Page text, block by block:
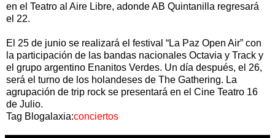
en el Teatro al Aire Libre, adonde AB Quintanilla regresará
el 22.
El 25 de junio se realizará el festival “La Paz Open Air” con
la participación de las bandas nacionales Octavia y Track y
el grupo argentino Enanitos Verdes. Un día después, el 26,
será el turno de los holandeses de The Gathering. La
agrupación de trip rock se presentará en el Cine Teatro 16
de Julio.
Tag Blogalaxia:conciertos